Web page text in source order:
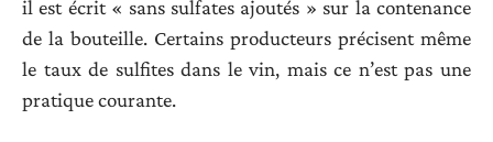
il est écrit « sans sulfates ajoutés » sur la contenance
de la bouteille. Certains producteurs précisent même
le taux de sulfites dans le vin, mais ce n’est pas une
pratique courante.